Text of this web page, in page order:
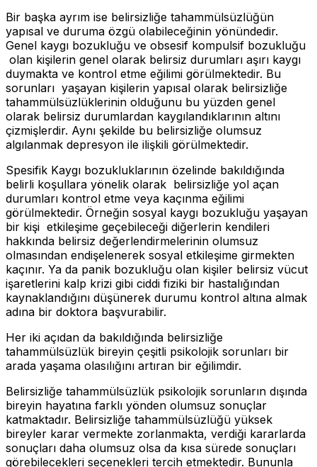
Bir başka ayrım ise belirsizliğe tahammülsüzlüğün
yapısal ve duruma özgü olabileceğinin yönündedir.
Genel kaygı bozukluğu ve obsesif kompulsif bozukluğu
olan kişilerin genel olarak belirsiz durumları aşırı kaygı
duymakta ve kontrol etme eğilimi görülmektedir. Bu
sorunları yaşayan kişilerin yapısal olarak belirsizliğe
tahammülsüzlüklerinin olduğunu bu yüzden genel
olarak belirsiz durumlardan kaygılandıklarının altını
çizmişlerdir. Aynı şekilde bu belirsizliğe olumsuz
algılanmak depresyon ile ilişkili görülmektedir.
Spesifik Kaygı bozukluklarının özelinde bakıldığında
belirli koşullara yönelik olarak belirsizliğe yol açan
durumları kontrol etme veya kaçınma eğilimi
görülmektedir. Örneğin sosyal kaygı bozukluğu yaşayan
bir kişi etkileşime geçebileceği diğerlerin kendileri
hakkında belirsiz değerlendirmelerinin olumsuz
olmasından endişelenerek sosyal etkileşime girmekten
kaçınır. Ya da panik bozukluğu olan kişiler belirsiz vücut
işaretlerini kalp krizi gibi ciddi fiziki bir hastalığından
kaynaklandığını düşünerek durumu kontrol altına almak
adına bir doktora başvurabilir.
Her iki açıdan da bakıldığında belirsizliğe
tahammülsüzlük bireyin çeşitli psikolojik sorunları bir
arada yaşama olasılığını artıran bir eğilimdir.
Belirsizliğe tahammülsüzlük psikolojik sorunların dışında
bireyin hayatına farklı yönden olumsuz sonuçlar
katmaktadır. Belirsizliğe tahammülsüzlüğü yüksek
bireyler karar vermekte zorlanmakta, verdiği kararlarda
sonuçları daha olumsuz olsa da kısa sürede sonuçları
görebilecekleri seçenekleri tercih etmektedir. Bununla